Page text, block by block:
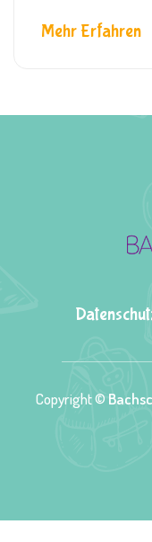
Mehr Erfahren
Copyright ©